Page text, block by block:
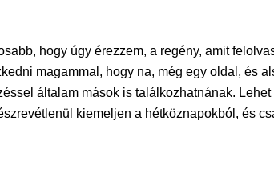
hogy úgy érezzem, a regény, amit
magammal, hogy na, még egy oldal, és
általam mások is találkozhatnának.
kiemeljen a hétköznapokból, és